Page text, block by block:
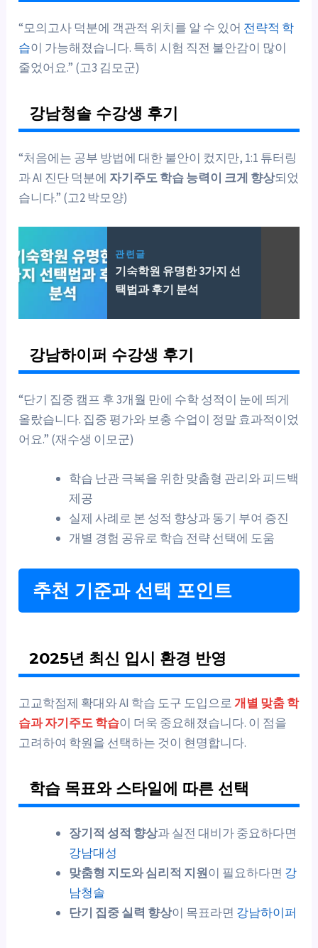
“모의고사 덕분에 객관적 위치를 알 수 있어 전략적 학
습이 가능해졌습니다. 특히 시험 직전 불안감이 많이
줄었어요.” (고3 김모군)
강남청솔 수강생 후기
“처음에는 공부 방법에 대한 불안이 컸지만, 1:1 튜터링
과 AI 진단 덕분에 자기주도 학습 능력이 크게 향상되었
습니다.” (고2 박모양)
관련글
기숙학원 유명한 3가지 선
택법과 후기 분석
강남하이퍼 수강생 후기
“단기 집중 캠프 후 3개월 만에 수학 성적이 눈에 띄게
올랐습니다. 집중 평가와 보충 수업이 정말 효과적이었
어요.” (재수생 이모군)
학습 난관 극복을 위한 맞춤형 관리와 피드백
제공
실제 사례로 본 성적 향상과 동기 부여 증진
개별 경험 공유로 학습 전략 선택에 도움
추천 기준과 선택 포인트
2025년 최신 입시 환경 반영
고교학점제 확대와 AI 학습 도구 도입으로개별 맞춤 학
습과 자기주도 학습이 더욱 중요해졌습니다. 이 점을
고려하여 학원을 선택하는 것이 현명합니다.
학습 목표와 스타일에 따른 선택
장기적 성적 향상과 실전 대비가 중요하다면
강남대성
맞춤형 지도와 심리적 지원이 필요하다면 강
남청솔
단기 집중 실력 향상이 목표라면 강남하이퍼